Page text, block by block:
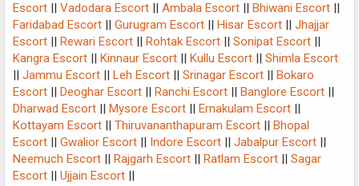
Escort || Vadodara Escort || Ambala Escort || Bhiwani Escort ||
Faridabad Escort || Gurugram Escort || Hisar Escort || Jhajjar
Escort || Rewari Escort || Rohtak Escort || Sonipat Escort ||
Kangra Escort || Kinnaur Escort || Kullu Escort || Shimla Escort
|| Jammu Escort || Leh Escort || Srinagar Escort || Bokaro
Escort || Deoghar Escort || Ranchi Escort || Banglore Escort ||
Dharwad Escort || Mysore Escort || Ernakulam Escort ||
Kottayam Escort || Thiruvananthapuram Escort || Bhopal
Escort || Gwalior Escort || Indore Escort || Jabalpur Escort ||
Neemuch Escort || Rajgarh Escort || Ratlam Escort || Sagar
Escort || Ujjain Escort ||